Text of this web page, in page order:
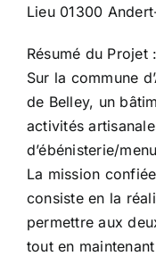
Lieu 01300
Résumé du Projet :
Sur la commune
de Belley, un
activités
d’ébénisterie/
La mission confiée
consiste en la
permettre aux
tout en